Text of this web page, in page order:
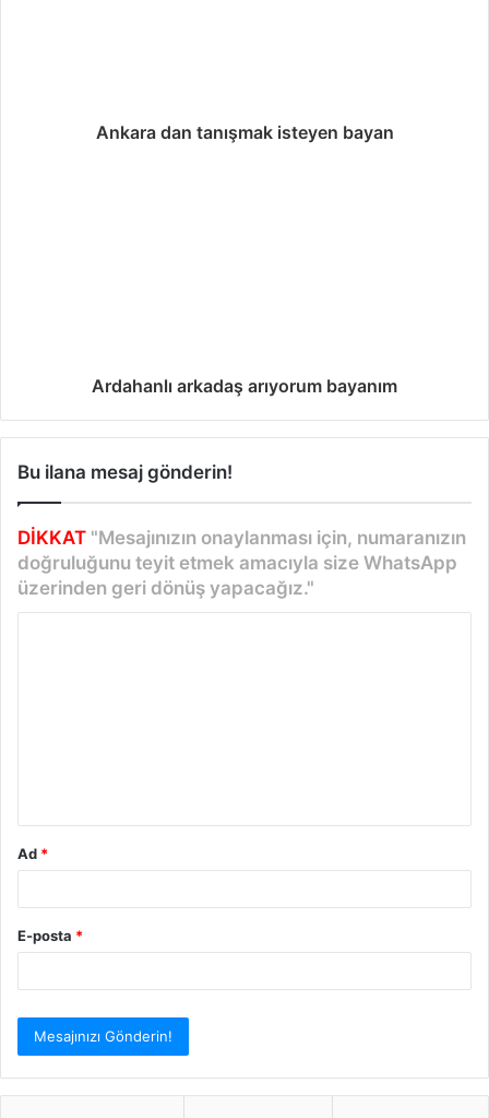
Ankara dan tanışmak isteyen bayan
Ardahanlı arkadaş arıyorum bayanım
Bu ilana mesaj gönderin!
DİKKAT "Mesajınızın onaylanması için, numaranızın
doğruluğunu teyit etmek amacıyla size WhatsApp
üzerinden geri dönüş yapacağız."
Ad *
E-posta *